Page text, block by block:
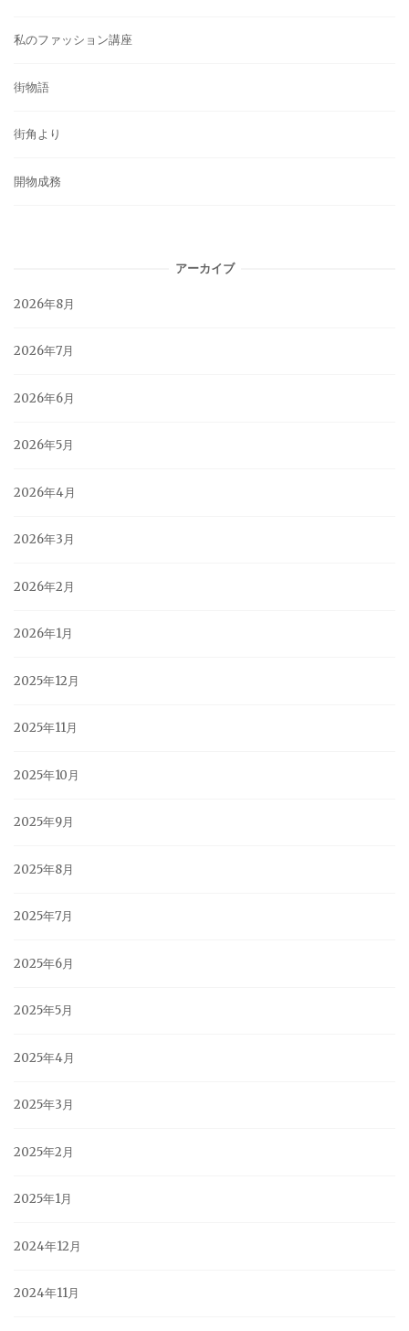
私のファッション講座
街物語
街角より
開物成務
アーカイブ
2026年8月
2026年7月
2026年6月
2026年5月
2026年4月
2026年3月
2026年2月
2026年1月
2025年12月
2025年11月
2025年10月
2025年9月
2025年8月
2025年7月
2025年6月
2025年5月
2025年4月
2025年3月
2025年2月
2025年1月
2024年12月
2024年11月